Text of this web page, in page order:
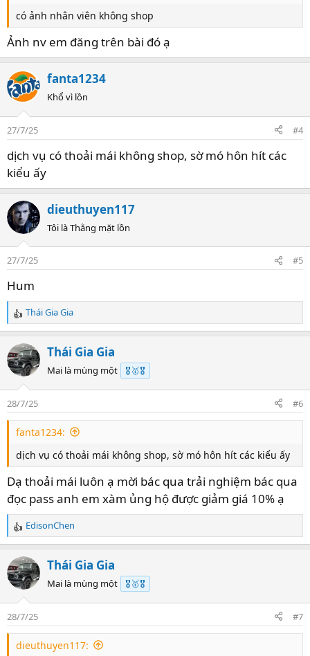
có ảnh nhân viên không shop
Ảnh nv em đăng trên bài đó ạ
fanta1234
Khổ vì lồn
27/7/25 #4
dịch vụ có thoải mái không shop, sờ mó hôn hít các
kiểu ấy
dieuthuyen117
Tôi là Thằng mặt lồn
27/7/25 #5
Hum
R
e
a
c
t
n
s
Thái Gia Gia
Thái Gia Gia
Mai là mùng một 🎖️🥇🎖️
28/7/25 #6
fanta1234:
dịch vụ có thoải mái không shop, sờ mó hôn hít các kiểu ấy
Dạ thoải mái luôn ạ mời bác qua trải nghiệm bác qua
đọc pass anh em xàm ủng hộ được giảm giá 10% ạ
R
e
a
c
t
n
s
EdisonChen
Thái Gia Gia
Mai là mùng một 🎖️🥇🎖️
28/7/25 #7
dieuthuyen117: